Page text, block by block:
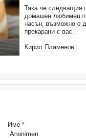
Така че следващия
домашен любимец
насън, възможно е
прекарани с вас.
Кирил Пламенов
Име *